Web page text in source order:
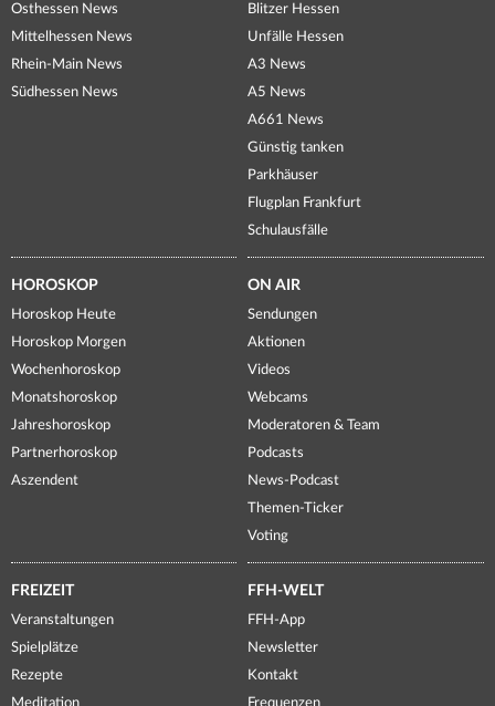
Osthessen News
Mittelhessen News
Rhein-Main News
Südhessen News
Blitzer Hessen
Unfälle Hessen
A3 News
A5 News
A661 News
Günstig tanken
Parkhäuser
Flugplan Frankfurt
Schulausfälle
HOROSKOP
Horoskop Heute
Horoskop Morgen
Wochenhoroskop
Monatshoroskop
Jahreshoroskop
Partnerhoroskop
Aszendent
ON AIR
Sendungen
Aktionen
Videos
Webcams
Moderatoren & Team
Podcasts
News-Podcast
Themen-Ticker
Voting
FREIZEIT
Veranstaltungen
Spielplätze
Rezepte
Meditation
FFH-WELT
FFH-App
Newsletter
Kontakt
Frequenzen